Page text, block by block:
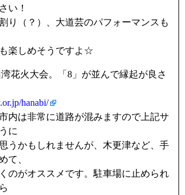
い！
り（？）、大道芸のパフォーマンスも
楽しめそうですよ☆
花火大会。「8」が並んで縁起が良さ
hanabi/
内は非常に道路が混みますので上記サ
に
うかもしれませんが、木更津など、手
て、
のがオススメです。駐車場に止められ